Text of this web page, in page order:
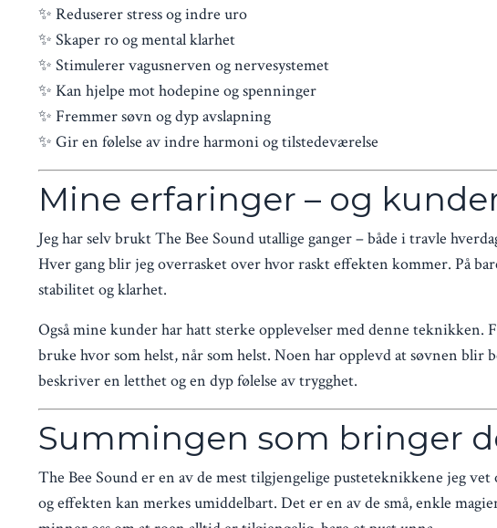
✨ Reduserer stress og indre uro
✨ Skaper ro og mental klarhet
✨ Stimulerer vagusnerven og nervesystemet
✨ Kan hjelpe mot hodepine og spenninger
✨ Fremmer søvn og dyp avslapning
✨ Gir en følelse av indre harmoni og tilstedeværelse
Mine erfaringer – og
Jeg har selv brukt The Bee Sound utallige ganger – både i travle
Hver gang blir jeg overrasket over hvor raskt effekten kommer. På
stabilitet og klarhet.
Også mine kunder har hatt sterke opplevelser med denne teknikken.
bruke hvor som helst, når som helst. Noen har opplevd at søvnen blir
beskriver en letthet og en dyp følelse av trygghet.
Summingen som bringer
The Bee Sound er en av de mest tilgjengelige pusteteknikkene jeg
og effekten kan merkes umiddelbart. Det er en av de små, enkle